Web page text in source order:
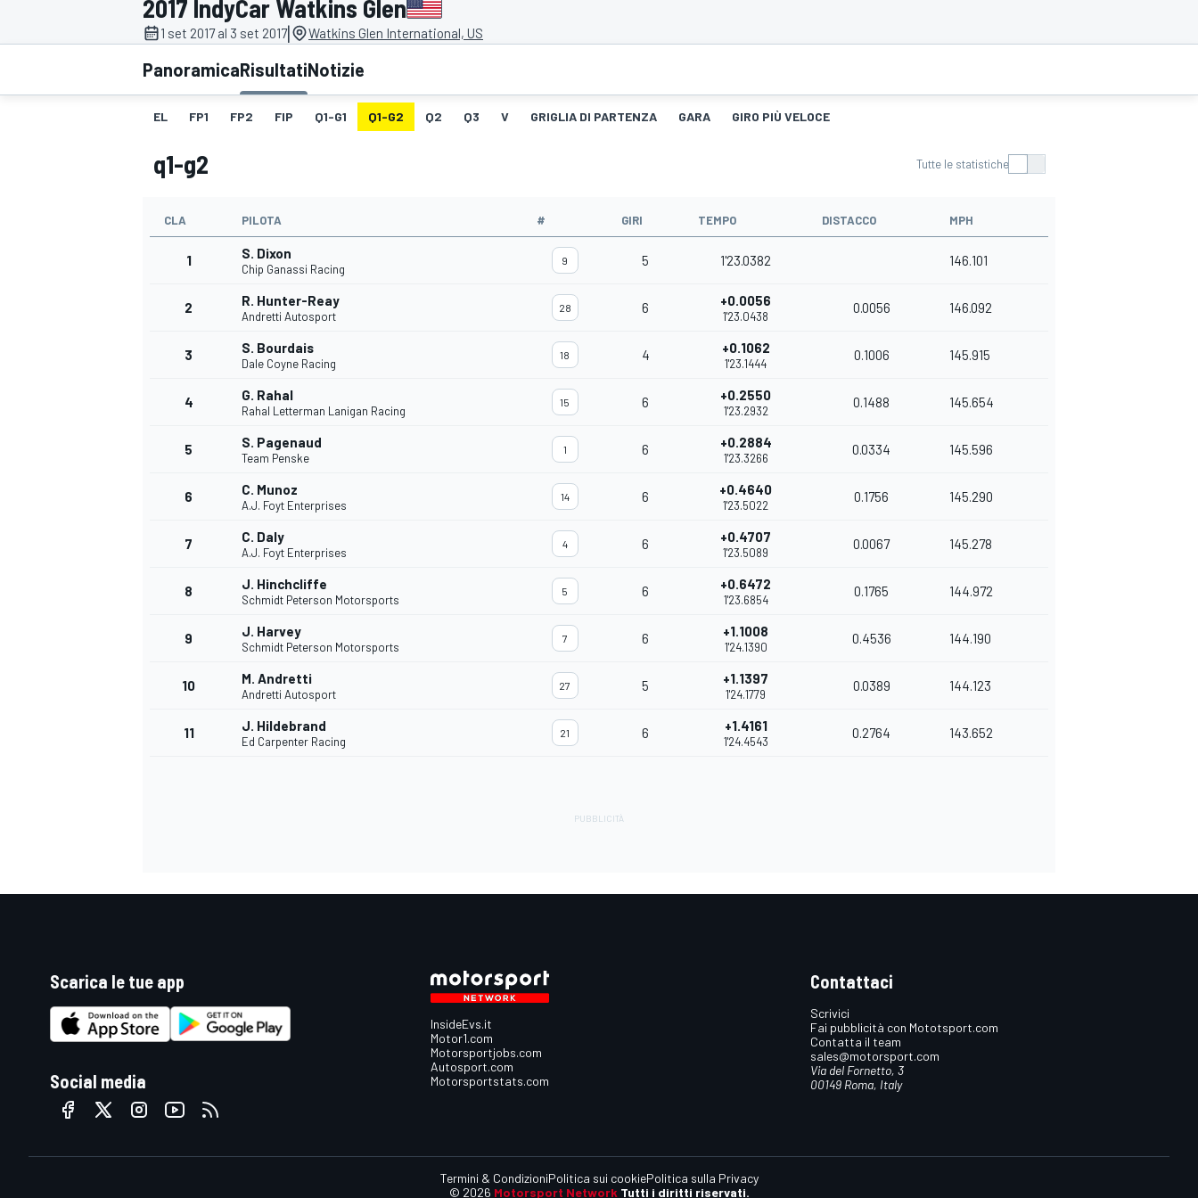
MOTOGP WEC
WRC
2017 IndyCar Watkins Glen
1 set 2017 al 3 set 2017| Watkins Glen International, US
PanoramicaRisultatiNotizie
EL FP1 FP2 FIP Q1-G1 Q1-G2 Q2 Q3 V GRIGLIA DI PARTENZA GARA GIRO PIÙ VELOCE
q1-g2 Tutte le statistiche
CLA PILOTA # GIRI TEMPO DISTACCO MPH
1 S. Dixon
Chip Ganassi Racing
9 5 1'23.0382 146.101
2 R. Hunter-Reay
Andretti Autosport
28 6 +0.0056
1'23.0438
0.0056 146.092
3 S. Bourdais
Dale Coyne Racing
18 4 +0.1062
1'23.1444
0.1006 145.915
4 G. Rahal
Rahal Letterman Lanigan Racing
15 6 +0.2550
1'23.2932
0.1488 145.654
5 S. Pagenaud
Team Penske
1 6 +0.2884
1'23.3266
0.0334 145.596
6 C. Munoz
A.J. Foyt Enterprises
14 6 +0.4640
1'23.5022
0.1756 145.290
7 C. Daly
A.J. Foyt Enterprises
4 6 +0.4707
1'23.5089
0.0067 145.278
8 J. Hinchcliffe
Schmidt Peterson Motorsports
5 6 +0.6472
1'23.6854
0.1765 144.972
9 J. Harvey
Schmidt Peterson Motorsports
7 6 +1.1008
1'24.1390
0.4536 144.190
10 M. Andretti
Andretti Autosport
27 5 +1.1397
1'24.1779
0.0389 144.123
11 J. Hildebrand
Ed Carpenter Racing
21 6 +1.4161
1'24.4543
0.2764 143.652
Scarica le tue app
Social media
InsideEvs.it
Motor1.com
Motorsportjobs.com
Autosport.com
Motorsportstats.com
Contattaci
Scrivici
Fai pubblicità con Mototsport.com
Contatta il team
sales@motorsport.com
Via del Fornetto, 3
00149 Roma, Italy
© 2026 Motorsport Network Tutti i diritti riservati.
Termini & CondizioniPolitica sui cookiePolitica sulla Privacy